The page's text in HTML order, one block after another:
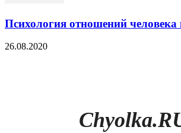
Психология отношений человека
26.08.2020